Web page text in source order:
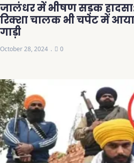
जालंधर में भीषण सड़क हादसा:
रिक्शा चालक भी चपेट में
गाड़ी
October 28, 2024 0